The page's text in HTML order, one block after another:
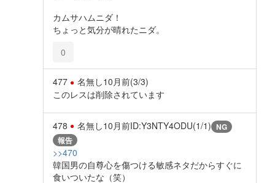
カムサハムニダ！
ちょっと気分が晴れたニダ。
0
477 名無し10月前(3/3)
このレスは削除されています
478 名無し10月前ID:Y3NTY4ODU(1/1) NG
報告
>>470
韓国男の自尊心を傷つける敏感ネタだからすぐに
食いついたな（笑）